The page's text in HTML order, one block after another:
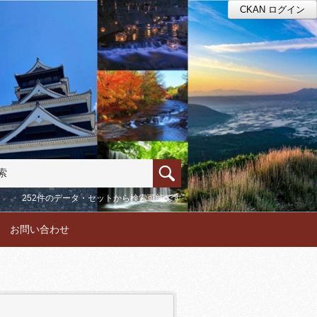
CKAN ログイン
252件のデータ・セットから検索可能です
お問い合わせ